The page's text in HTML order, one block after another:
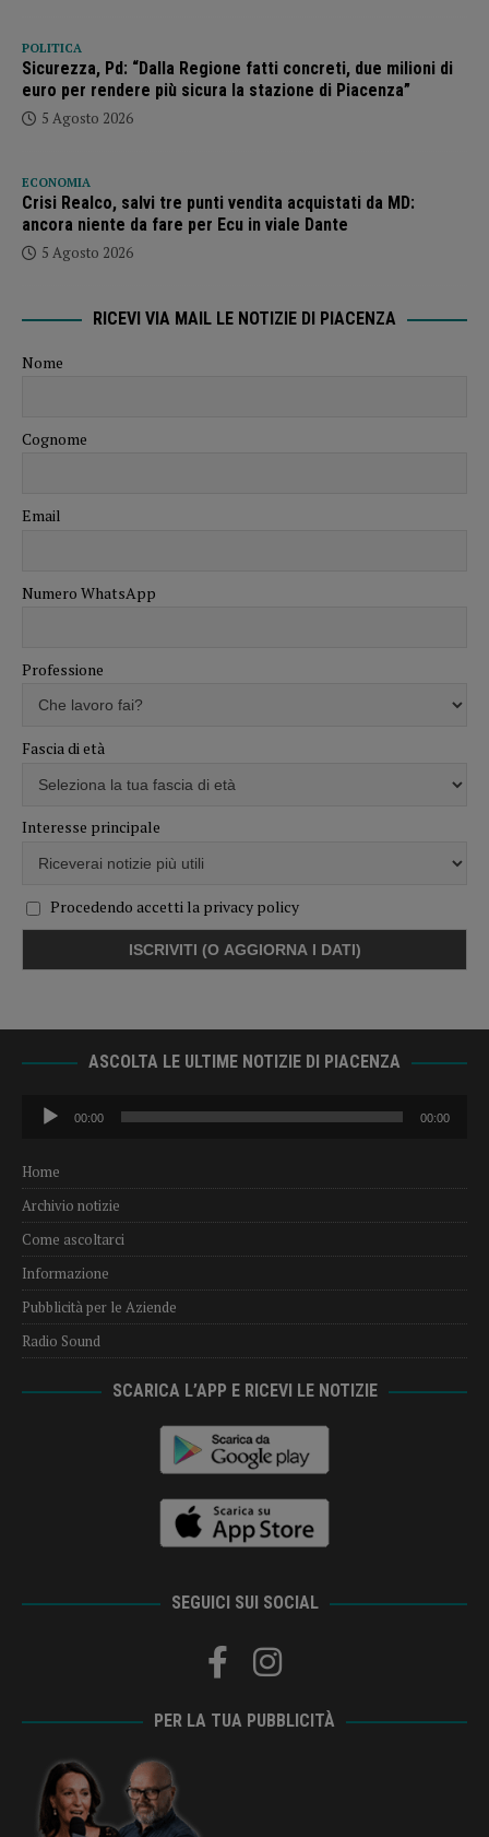
POLITICA
Sicurezza, Pd: “Dalla Regione fatti concreti, due milioni di
euro per rendere più sicura la stazione di Piacenza”
5 Agosto 2026
ECONOMIA
Crisi Realco, salvi tre punti vendita acquistati da MD:
ancora niente da fare per Ecu in viale Dante
5 Agosto 2026
RICEVI VIA MAIL LE NOTIZIE DI PIACENZA
Nome
Cognome
Email
Numero WhatsApp
Professione
Fascia di età
Interesse principale
Procedendo accetti la privacy policy
ASCOLTA LE ULTIME NOTIZIE DI PIACENZA
Audio
Player
00:00 00:00
Home
Archivio notizie
Come ascoltarci
Informazione
Pubblicità per le Aziende
Radio Sound
SCARICA L’APP E RICEVI LE NOTIZIE
SEGUICI SUI SOCIAL
PER LA TUA PUBBLICITÀ